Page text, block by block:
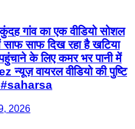
गांव का एक वीडियो सोशल
साफ साफ दिख रहा है खटिया
के लिए कमर भर पानी में
न्यूज़ वायरल वीडियो की पुष्टि
#saharsa
2026